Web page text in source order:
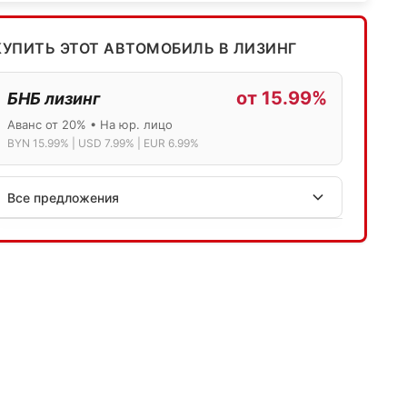
ЭТОТ АВТОМОБИЛЬ В ЛИЗИНГ
БНБ лизинг от 15.99%
Аванс от 20% • На юр. лицо
BYN 15.99% | USD 7.99% | EUR 6.99%
Все предложения
АСБ лизинг